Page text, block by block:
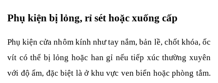
Phụ kiện bị lỏng, rỉ sét hoặc xuống cấp
Phụ kiện cửa nhôm kính như tay nắm, bản lề, chốt khóa, ốc
vít có thể bị lỏng hoặc han gỉ nếu tiếp xúc thường xuyên
với độ ẩm, đặc biệt là ở khu vực ven biển hoặc phòng tắm.